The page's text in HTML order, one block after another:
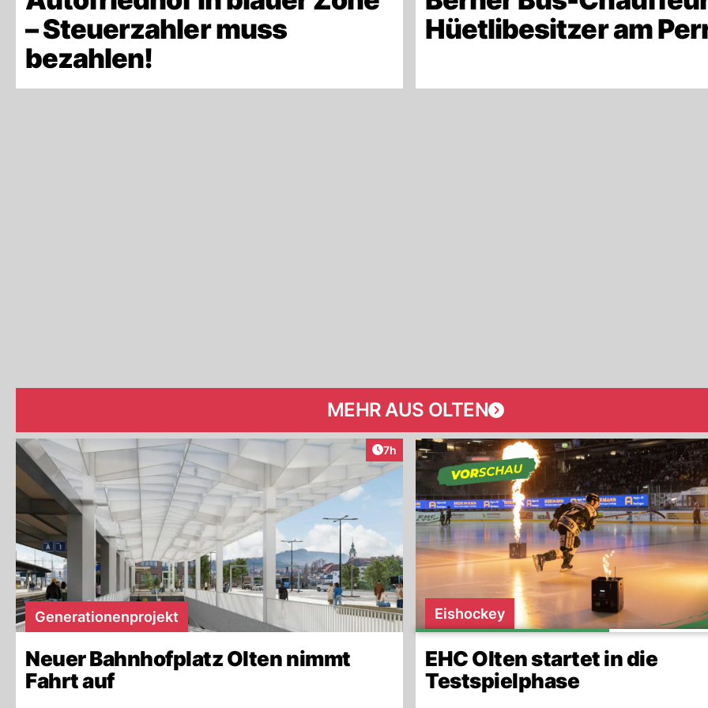
– Steuerzahler muss
bezahlen!
Hüetlibesitzer am
MEHR AUS OLTEN
Artikel veröffentlicht:
7h
Generationenprojekt
Neuer Bahnhofplatz Olten nimmt
Fahrt auf
Eishockey
EHC Olten startet in die
Testspielphase